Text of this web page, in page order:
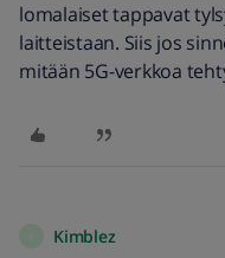
lomalaiset tappavat
laitteistaan. Siis jos
mitään 5G-verkkoa
Kimblez